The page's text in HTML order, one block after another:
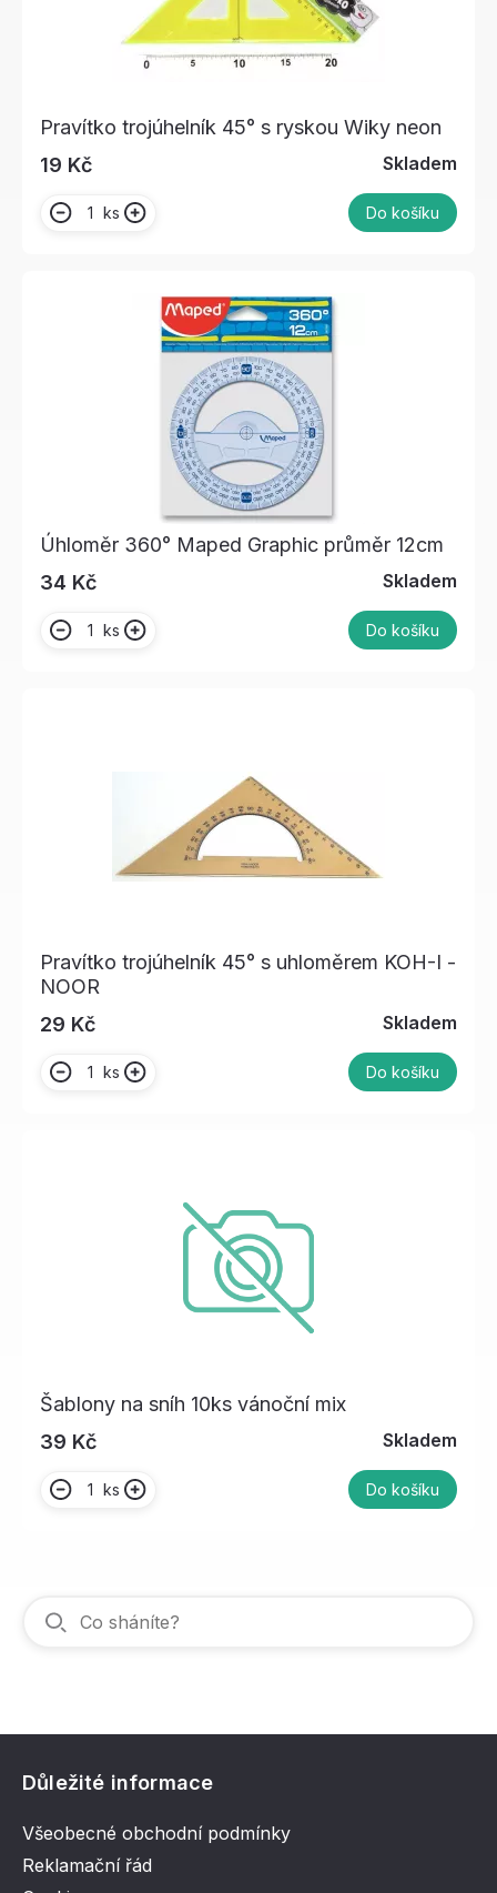
Pravítko trojúhelník 45° s ryskou Wiky neon
19 Kč
Skladem
ks Do košíku
Úhloměr 360° Maped Graphic průměr 12cm
34 Kč
Skladem
ks Do košíku
Pravítko trojúhelník 45° s uhloměrem KOH-I -
NOOR
29 Kč
Skladem
ks Do košíku
Šablony na sníh 10ks vánoční mix
39 Kč
Skladem
ks Do košíku
Důležité informace
Všeobecné obchodní podmínky
Reklamační řád